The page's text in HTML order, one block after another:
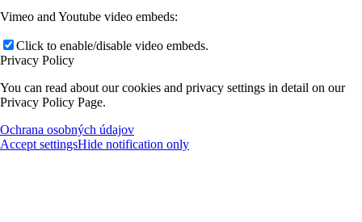
Vimeo and Youtube video embeds:
Click to enable/disable video embeds.
Privacy Policy
You can read about our cookies and privacy settings in detail on our
Privacy Policy Page.
Ochrana osobných údajov
Accept settingsHide notification only